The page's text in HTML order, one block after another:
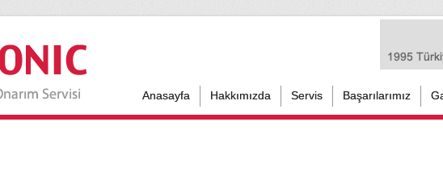
Anasayfa Hakkımızda Servis Başarılarımız